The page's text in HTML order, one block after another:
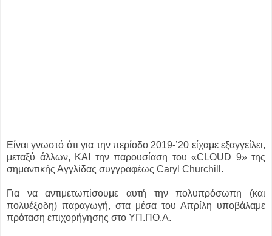
Είναι γνωστό ότι για την περίοδο 2019-’20 είχαμε εξαγγείλει,
μεταξύ άλλων, ΚΑΙ την παρουσίαση του «CLOUD 9» της
σημαντικής Αγγλίδας συγγραφέως Caryl Churchill.
Για να αντιμετωπίσουμε αυτή την πολυπρόσωπη (και
πολυέξοδη) παραγωγή, στα μέσα του Απρίλη υποβάλαμε
πρόταση επιχορήγησης στο ΥΠ.ΠΟ.Α.